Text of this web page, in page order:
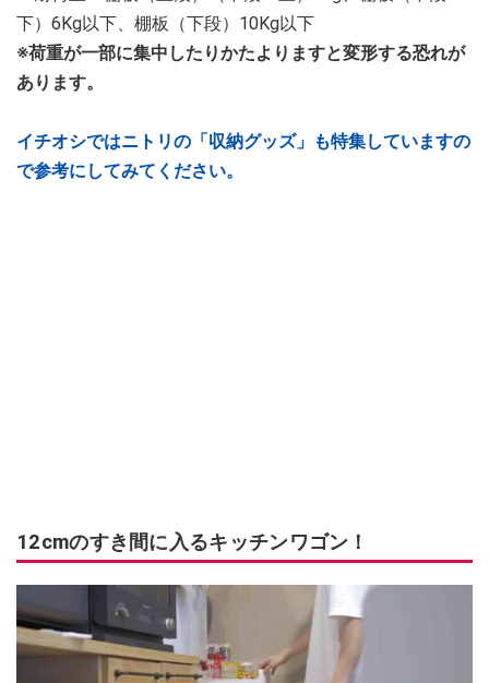
下）6Kg以下、棚板（下段）10Kg以下
※荷重が一部に集中したりかたよりますと変形する恐れが
あります。
イチオシではニトリの「収納グッズ」も特集していますの
で参考にしてみてください。
12cmのすき間に入るキッチンワゴン！